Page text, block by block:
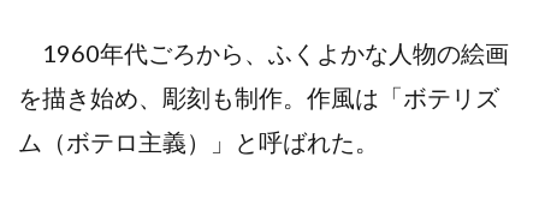
1960年代ごろから、ふくよかな人物の絵画
を描き始め、彫刻も制作。作風は「ボテリズ
ム（ボテロ主義）」と呼ばれた。